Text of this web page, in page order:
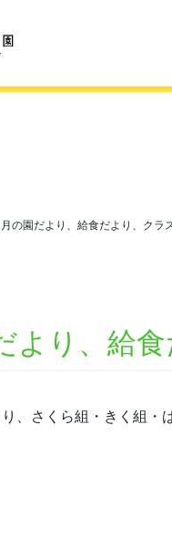
月の園だより、給食だより、クラ
より、給
、さくら組・きく組・